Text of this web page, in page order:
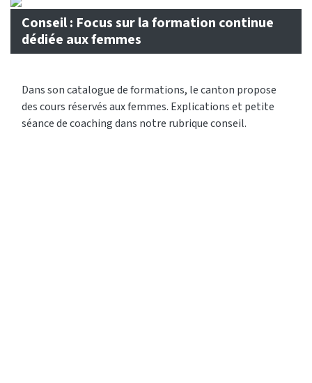
Conseil : Focus sur la formation continue
dédiée aux femmes
Dans son catalogue de formations, le canton propose
des cours réservés aux femmes. Explications et petite
séance de coaching dans notre rubrique conseil.